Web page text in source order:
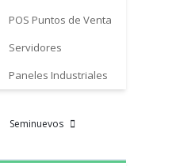
POS Puntos de Venta
Servidores
Paneles Industriales
Seminuevos